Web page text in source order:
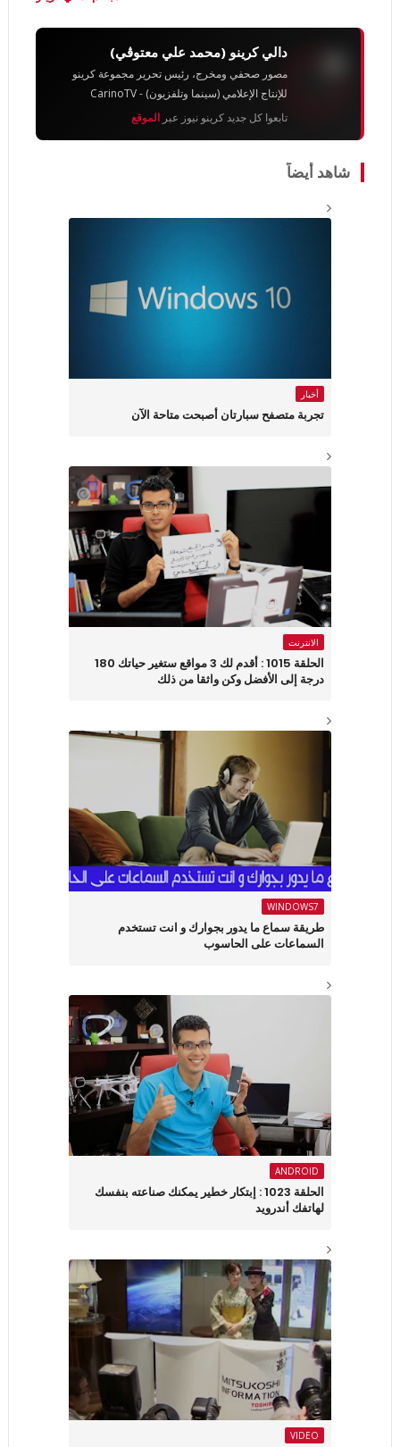
دالي كرينو (محمد علي معتوڨي)
مصور صحفي ومخرج، رئيس تحرير مجموعة كرينو
للإنتاج الإعلامي (سينما وتلفزيون) - CarinoTV
تابعوا كل جديد كرينو نيوز عبر الموقع
شاهد أيضاً
أخبار
تجربة متصفح سبارتان أصبحت متاحة الآن
الانترنت
الحلقة 1015 : أقدم لك 3 مواقع ستغير حياتك 180
درجة إلى الأفضل وكن واثقا من ذلك
WINDOWS7
طريقة سماع ما يدور بجوارك و انت تستخدم
السماعات على الحاسوب
ANDROID
الحلقة 1023 : إبتكار خطير يمكنك صناعته بنفسك
لهاتفك أندرويد
VIDEO